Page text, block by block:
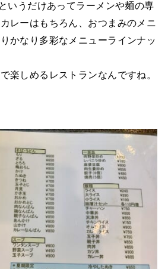
いうだけあってラーメンや麺の専
レーはもちろん、おつまみのメニ
かなり多彩なメニューラインナッ
楽しめるレストランなんですね。